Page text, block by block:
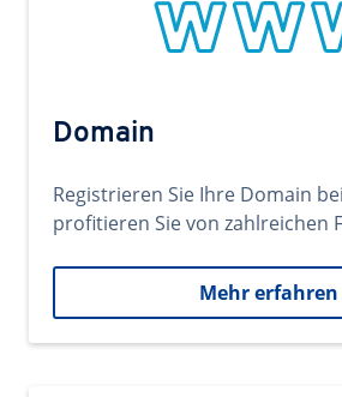
Domain
Registrieren Sie Ihre Domain
profitieren Sie von zahlreichen
Mehr erfahren